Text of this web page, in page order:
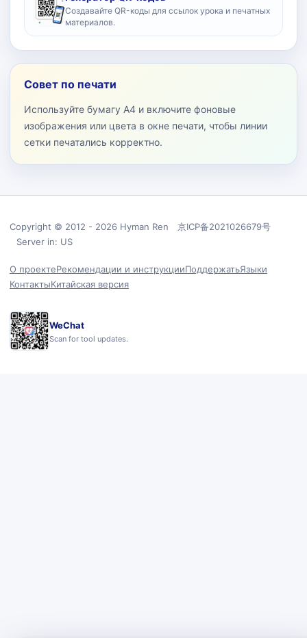
Создавайте QR-коды для ссылок урока и печатных
материалов.
Совет по печати
Используйте бумагу A4 и включите фоновые
изображения или цвета в окне печати, чтобы линии
сетки печатались корректно.
Copyright © 2012 - 2026 Hyman Ren 京ICP备2021026679号
Server in: US
О проектеРекомендации и инструкцииПоддержатьЯзыки
КонтактыКитайская версия
WeChat
Scan for tool updates.